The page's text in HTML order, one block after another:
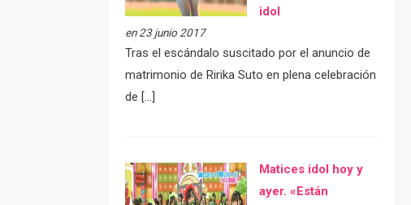
idol
en 23 junio 2017
Tras el escándalo suscitado por el anuncio de
matrimonio de Ririka Suto en plena celebración
de […]
Matices idol hoy y
ayer. «Están